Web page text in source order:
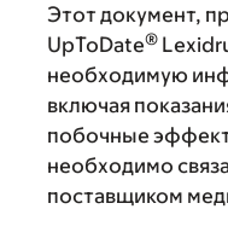
Этот документ,
UpToDate®
необходимую
включая
побочные
необходимо
поставщиком